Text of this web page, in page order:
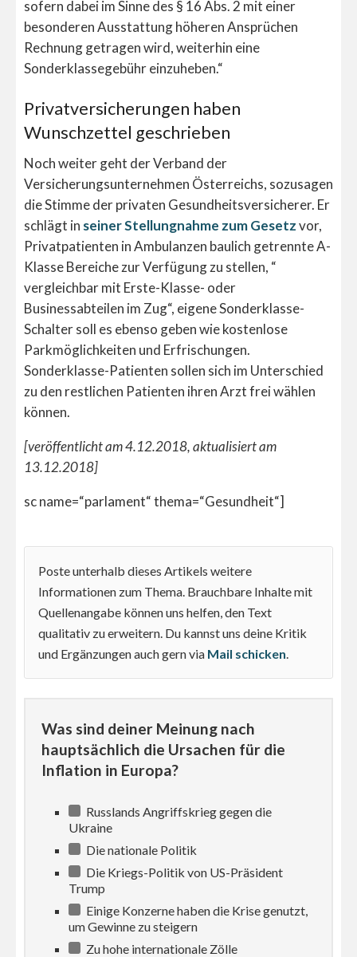
sofern dabei im Sinne des § 16 Abs. 2 mit einer
besonderen Ausstattung höheren Ansprüchen
Rechnung getragen wird, weiterhin eine
Sonderklassegebühr einzuheben.“
Privatversicherungen haben
Wunschzettel geschrieben
Noch weiter geht der Verband der
Versicherungsunternehmen Österreichs, sozusagen
die Stimme der privaten Gesundheitsversicherer. Er
schlägt in seiner Stellungnahme zum Gesetzvor,
Privatpatienten in Ambulanzen baulich getrennte A-
Klasse Bereiche zur Verfügung zu stellen, “
vergleichbar mit Erste-Klasse- oder
Businessabteilen im Zug“, eigene Sonderklasse-
Schalter soll es ebenso geben wie kostenlose
Parkmöglichkeiten und Erfrischungen.
Sonderklasse-Patienten sollen sich im Unterschied
zu den restlichen Patienten ihren Arzt frei wählen
können.
[veröffentlicht am 4.12.2018, aktualisiert am
13.12.2018]
sc name=“parlament“ thema=“Gesundheit“]
Poste unterhalb dieses Artikels weitere
Informationen zum Thema. Brauchbare Inhalte mit
Quellenangabe können uns helfen, den Text
qualitativ zu erweitern. Du kannst uns deine Kritik
und Ergänzungen auch gern via Mail schicken.
Was sind deiner Meinung nach
hauptsächlich die Ursachen für die
Inflation in Europa?
Russlands Angriffskrieg gegen die
Ukraine
Die nationale Politik
Die Kriegs-Politik von US-Präsident
Trump
Einige Konzerne haben die Krise genutzt,
um Gewinne zu steigern
Zu hohe internationale Zölle